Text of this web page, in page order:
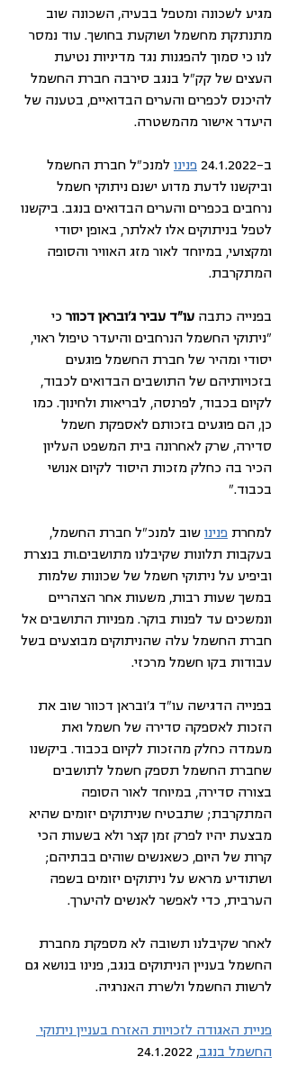
מגיע לשכונה ומטפל בבעיה, השכונה שוב
מתנתקת מחשמל ושוקעת בחושך. עוד נמסר
לנו כי סמוך להפגנות נגד מדיניות נטיעת
העצים של קק"ל בנגב סירבה חברת החשמל
להיכנס לכפרים והערים הבדואיים, בטענה של
היעדר אישור מהמשטרה.
ב-24.1.2022 פנינו למנכ"ל חברת החשמל
וביקשנו לדעת מדוע ישנם ניתוקי חשמל
נרחבים בכפרים והערים הבדואים בנגב. ביקשנו
לטפל בניתוקים אלו לאלתר, באופן יסודי
ומקצועי, במיוחד לאור מזג האוויר והסופה
המתקרבת.
בפנייה כתבה עו"ד עביר ג'ובראן דכוור כי
"ניתוקי החשמל הנרחבים והיעדר טיפול ראוי,
יסודי ומהיר של חברת החשמל פוגעים
בזכויותיהם של התושבים הבדואים לכבוד,
לקיום בכבוד, לפרנסה, לבריאות ולחינוך. כמו
כן, הם פוגעים בזכותם לאספקת חשמל
סדירה, שרק לאחרונה בית המשפט העליון
הכיר בה כחלק מזכות היסוד לקיום אנושי
בכבוד."
למחרת פנינו שוב למנכ"ל חברת החשמל,
בעקבות תלונות שקיבלנו מתושבים.ות בנצרת
וביפיע על ניתוקי חשמל של שכונות שלמות
במשך שעות רבות, משעות אחר הצהריים
ונמשכים עד לפנות בוקר. מפניות התושבים אל
חברת החשמל עלה שהניתוקים מבוצעים בשל
עבודות בקו חשמל מרכזי.
בפנייה הדגישה עו"ד ג'ובראן דכוור שוב את
הזכות לאספקה סדירה של חשמל ואת
מעמדה כחלק מהזכות לקיום בכבוד. ביקשנו
שחברת החשמל תספק חשמל לתושבים
בצורה סדירה, במיוחד לאור הסופה
המתקרבת; שתבטיח שניתוקים יזומים שהיא
מבצעת יהיו לפרק זמן קצר ולא בשעות הכי
קרות של היום, כשאנשים שוהים בבתיהם;
ושתודיע מראש על ניתוקים יזומים בשפה
הערבית, כדי לאפשר לאנשים להיערך.
לאחר שקיבלנו תשובה לא מספקת מחברת
החשמל בעניין הניתוקים בנגב, פנינו בנושא גם
לרשות החשמל ולשרת האנרגיה.
פניית האגודה לזכויות האזרח בעניין ניתוקי
החשמל בנגב, 24.1.2022